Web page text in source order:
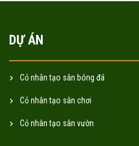
DỰ ÁN
Cỏ nhân tạo sân bóng đá
Cỏ nhân tạo sân chơi
Cỏ nhân tạo sân vườn